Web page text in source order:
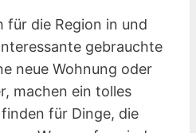
für die Region in und
gebrauchte
neue Wohnung oder
machen ein tolles
für Dinge, die